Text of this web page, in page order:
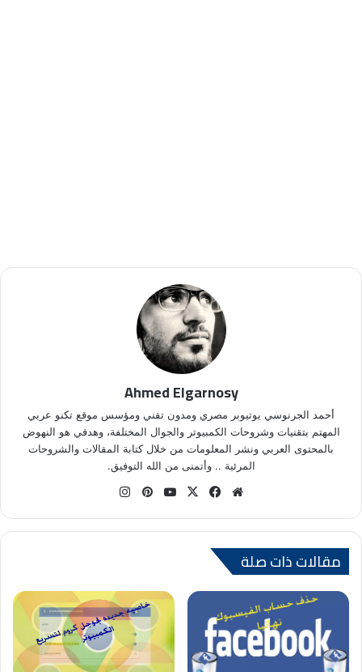
Ahmed Elgarnosy
أحمد الجرنوسي يوتيوبر مصري ومدون تقني ومؤسس موقع تكنو عربي
المهتم بتقنيات وشروحات الكمبيوتر والجوال المختلفة، وهدفي هو النهوض
بالمحتوى العربي ونشر المعلومات من خلال كتابة المقالات والشروحات
المرئية .. وأتمنى من الله التوفيق.
موق
الوي
ب
في
وك
X
يوتي
بينتي
س
ام
مقالات ذات صلة